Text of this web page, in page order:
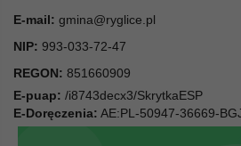
E-mail: gmina@ryglice.pl
NIP: 993-033-72-47
REGON: 851660909
E-puap: /i8743decx3/SkrytkaESP
E-Doręczenia: AE:PL-50947-36669-